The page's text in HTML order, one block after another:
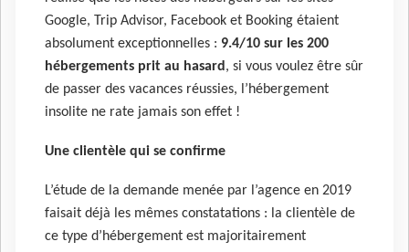
Google, Trip Advisor, Facebook et Booking étaient
absolument exceptionnelles : 9.4/10 sur les 200
hébergements prit au hasard, si vous voulez être sûr
de passer des vacances réussies, l’hébergement
insolite ne rate jamais son effet !
Une clientèle qui se confirme
L’étude de la demande menée par l’agence en 2019
faisait déjà les mêmes constatations : la clientèle de
ce type d’hébergement est majoritairement